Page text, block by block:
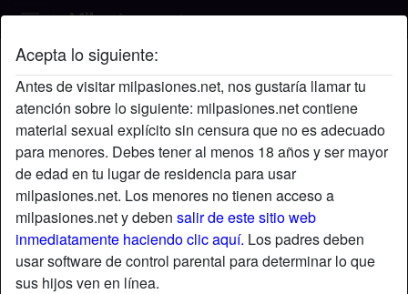
Acepta lo siguiente:
Antes de visitar milpasiones.net, nos gustaría llamar tu
atención sobre lo siguiente: milpasiones.net contiene
material sexual explícito sin censura que no es adecuado
para menores. Debes tener al menos 18 años y ser mayor
de edad en tu lugar de residencia para usar
milpasiones.net. Los menores no tienen acceso a
milpasiones.net y deben salir de este sitio web
inmediatamente haciendo clic aquí. Los padres deben
usar software de control parental para determinar lo que
sus hijos ven en línea.
Elena's perfil